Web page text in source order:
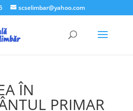
scselimbar@yahoo.com
ÎN
PRIMAR